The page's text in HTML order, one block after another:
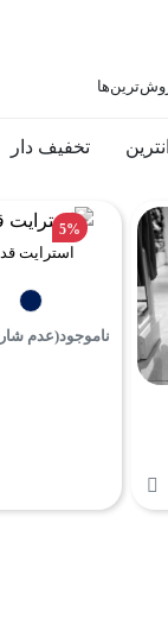
تخفیف دار
5%
استرایت قد 97
ناموجود(عدم